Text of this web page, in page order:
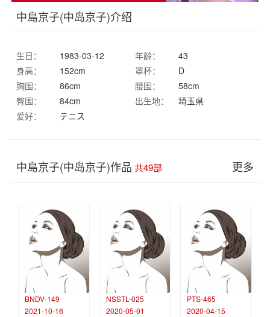
中島京子(中岛京子)介绍
生日： 1983-03-12 年龄：
43
身高：
152cm 罩杯：
D
胸围：
86cm 腰围：
58cm
臀围：
84cm 出生地：
埼玉県
爱好：
テニス
更多
中島京子(中岛京子)作品 共49部
BNDV-149
2021-10-16
NSSTL-025
2020-05-01
PTS-465
2020-04-15